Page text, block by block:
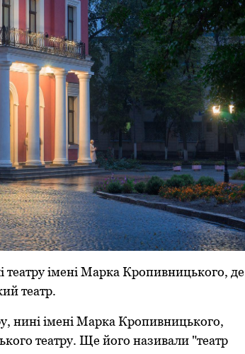
театру імені Марка Кропивницького, де
театр.
нині імені Марка Кропивницького,
театру. Ще його називали "театр